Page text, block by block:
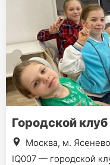
Городской
Москва, м. Ясенево
IQ007 — городской